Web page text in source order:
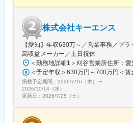
・社食（300～400円程度）
・育児・介護との両立支援制度充実
・平均勤続年数17.7年
■企業説明：
東証プライム上場の総合電子部品
基盤を有するグローバル企業です。
国内に加え、米州・欧州・中国・
事業を展開し、車載、民生、産業機
株式会社キーエンス
【愛知】年収630万～／営業事務／プ
高収益メーカー／土日祝休
掲載予定期間： 2026/7/16（木） 〜
2026/10/14（水）
更新日： 2026/7/25（土）